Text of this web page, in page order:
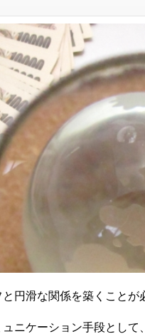
円滑な関係を築くことが
ニケーション手段とし